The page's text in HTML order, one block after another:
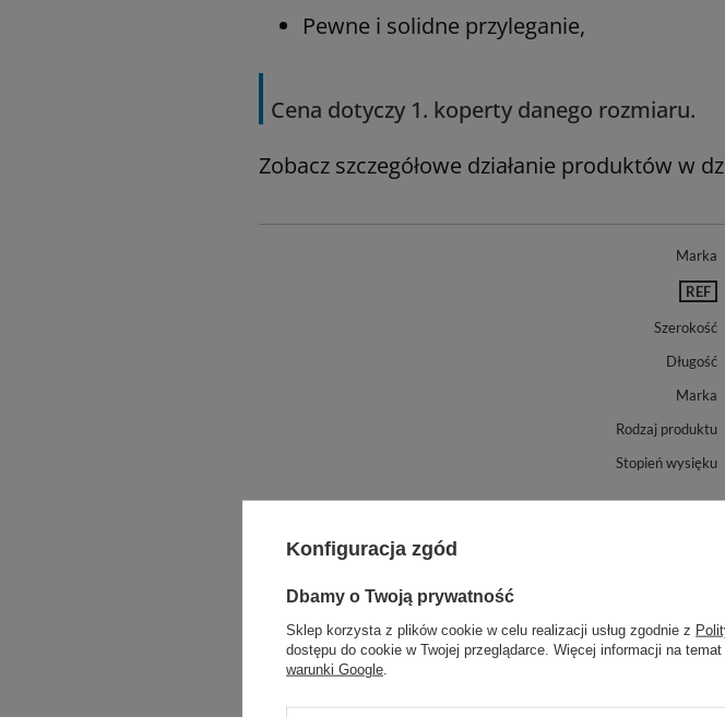
Pewne i solidne przyleganie,
Cena dotyczy 1. koperty danego rozmiaru.
Zobacz szczegółowe działanie produktów w
Marka
REF
Szerokość
Długość
Marka
Rodzaj produktu
Stopień wysięku
Zobacz podobne:
Konfiguracja zgód
Dbamy o Twoją prywatność
Sklep korzysta z plików cookie w celu realizacji usług zgodnie z
dostępu do cookie w Twojej przeglądarce. Więcej informacji na
warunki Google